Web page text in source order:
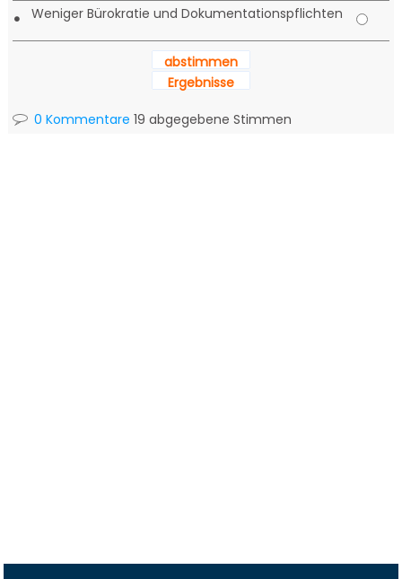
• Weniger Bürokratie und Dokumentationspflichten
abstimmen
Ergebnisse
0 Kommentare 19 abgegebene Stimmen